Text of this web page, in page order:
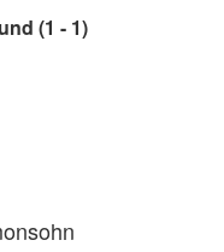
(1 - 1)